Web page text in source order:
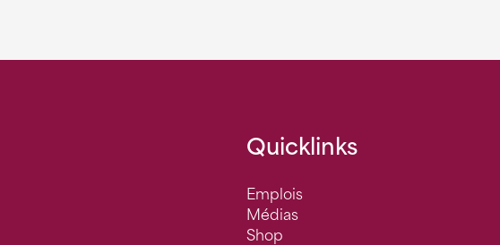
Quicklinks
Emplois
Médias
Shop